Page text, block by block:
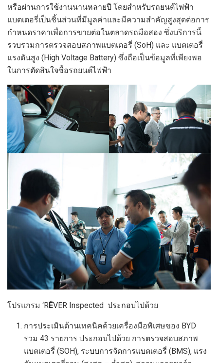
หรือผ่านการใช้งานนานหลายปี โดยสำหรับรถยนต์ไฟฟ้า
แบตเตอรี่เป็นชิ้นส่วนที่มีมูลค่าและมีความสำคัญสูงสุดต่อการ
กำหนดราคาเพื่อการขายต่อในตลาดรถมือสอง ซึ่งบริการนี้
รวบรวมการตรวจสอบสภาพแบตเตอรี่ (SoH) และ แบตเตอรี่
แรงดันสูง (High Voltage Battery) ซึ่งถือเป็นข้อมูลที่เพียงพอ
ในการตัดสินใจซื้อรถยนต์ไฟฟ้า
โปรแกรม ‘RÊVER Inspected ประกอบไปด้วย
การประเมินด้านเทคนิคด้วยเครื่องมือพิเศษของ BYD
รวม 43 รายการ ประกอบไปด้วย การตรวจสอบสภาพ
แบตเตอรี่ (SOH), ระบบการจัดการแบตเตอรี่ (BMS), แรง